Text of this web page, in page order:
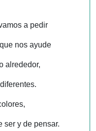
a pedir
nos ayude
alrededor,
ser y de pensar.